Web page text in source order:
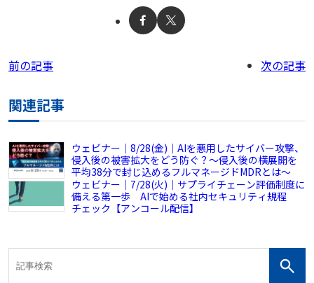
前の記事 次の記事
関連記事
ウェビナー｜8/28(金)｜AIを悪用したサイバー攻撃、
侵入後の被害拡大をどう防ぐ？～侵入後の横展開を
平均38分で封じ込めるフルマネージドMDRとは～
ウェビナー｜7/28(火)｜サプライチェーン評価制度に
備える第一歩 AIで始める社内セキュリティ規程
チェック【アンコール配信】